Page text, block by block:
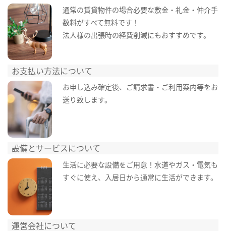
通常の賃貸物件の場合必要な敷金・礼金・仲介手
数料がすべて無料です！
法人様の出張時の経費削減にもおすすめです。
お支払い方法について
お申し込み確定後、ご請求書・ご利用案内等をお
送り致します。
設備とサービスについて
生活に必要な設備をご用意！水道やガス・電気も
すぐに使え、入居日から通常に生活ができます。
運営会社について